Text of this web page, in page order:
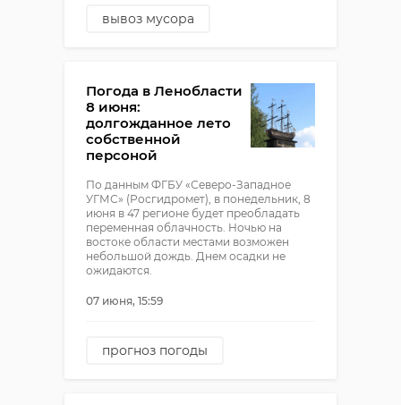
вывоз мусора
Погода в Ленобласти
8 июня:
долгожданное лето
собственной
персоной
По данным ФГБУ «Северо-Западное
УГМС» (Росгидромет), в понедельник, 8
июня в 47 регионе будет преобладать
переменная облачность. Ночью на
востоке области местами возможен
небольшой дождь. Днем осадки не
ожидаются.
07 июня, 15:59
прогноз погоды